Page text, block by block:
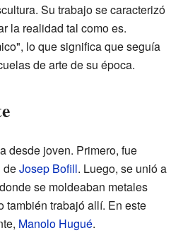
Su trabajo se caracterizó
la realidad tal como es.
lo que significa que seguía
de arte de su época.
desde joven. Primero, fue
deJosep Bofill. Luego, se unió a
se moldeaban metales
también trabajó allí. En este
Manolo Hugué.